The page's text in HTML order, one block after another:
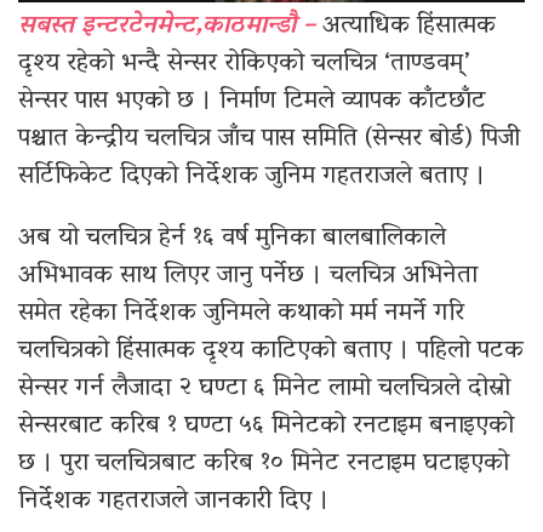
सबस्त इन्टरटेनमेन्ट,काठमान्डौ –अत्याधिक हिंसात्मक
दृश्य रहेको भन्दै सेन्सर रोकिएको चलचित्र ‘ताण्डवम्’
सेन्सर पास भएको छ । निर्माण टिमले व्यापक काँटछाँट
पश्चात केन्द्रीय चलचित्र जाँच पास समिति (सेन्सर बोर्ड) पिजी
सर्टिफिकेट दिएको निर्देशक जुनिम गहतराजले बताए ।
अब यो चलचित्र हेर्न १६ वर्ष मुनिका बालबालिकाले
अभिभावक साथ लिएर जानु पर्नेछ । चलचित्र अभिनेता
समेत रहेका निर्देशक जुनिमले कथाको मर्म नमर्ने गरि
चलचित्रको हिंसात्मक दृश्य काटिएको बताए । पहिलो पटक
सेन्सर गर्न लैजादा २ घण्टा ६ मिनेट लामो चलचित्रले दोस्रो
सेन्सरबाट करिब १ घण्टा ५६ मिनेटको रनटाइम बनाइएको
छ । पुरा चलचित्रबाट करिब १० मिनेट रनटाइम घटाइएको
निर्देशक गहतराजले जानकारी दिए ।